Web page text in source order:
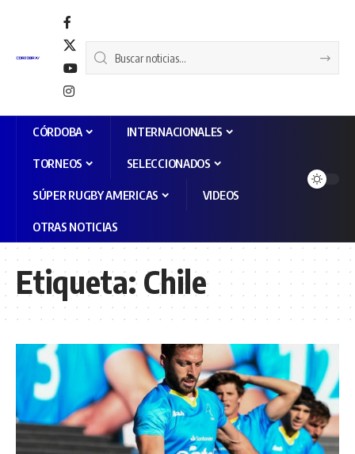
CÓRDOBA INTERNACIONALES
TORNEOS SELECCIONADOS
SÚPER RUGBY AMERICAS VIDEOS
OTRAS NOTICIAS
Etiqueta:Chile